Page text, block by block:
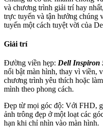
và chương trình giải trí hay
trực tuyến và tận hưởng chúng
tuyến một cách tuyệt vời của
Giải trí
Đường viền hẹp: Dell Inspiron
nổi bật màn hình, thay vì viền,
chương trình yêu thích hoặc
mình theo phong cách.
Đẹp từ mọi góc độ: Với FHD,
ảnh trông đẹp ở một loạt các
hạn khi chỉ nhìn vào màn hình.